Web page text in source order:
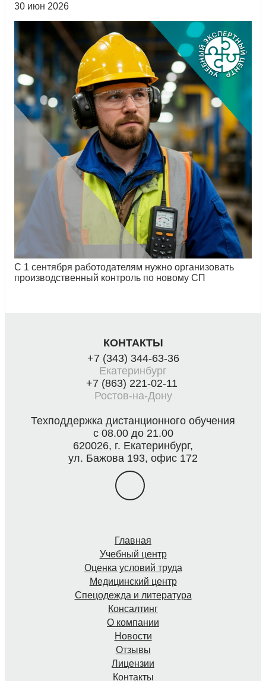
30 июн 2026
С 1 сентября работодателям нужно организовать
производственный контроль по новому СП
КОНТАКТЫ
+7 (343) 344-63-36
Екатеринбург
+7 (863) 221-02-11
Ростов-на-Дону
Техподдержка дистанционного обучения
с 08.00 до 21.00
620026, г. Екатеринбург,
ул. Бажова 193, офис 172
Главная
Учебный центр
Оценка условий труда
Медицинский центр
Спецодежда и литература
Консалтинг
О компании
Новости
Отзывы
Лицензии
Контакты